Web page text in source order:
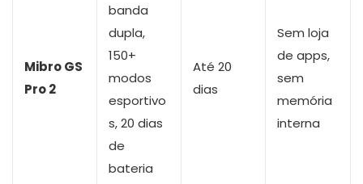
Mibro GS
Pro 2
banda
dupla,
150+
modos
esportivo
s, 20 dias
de
bateria
Até 20
dias
Sem loja
de apps,
sem
memória
interna